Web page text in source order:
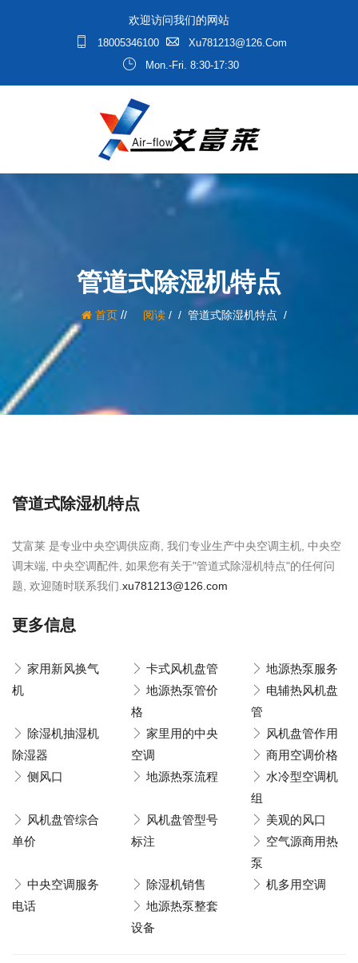
欢迎访问我们的网站
18005346100
Xu781213@126.com
Mon.-Fri. 8:30-17:30
管道式除湿机特点
首页/ 阅读/ 管道式除湿机特点
管道式除湿机特点
艾富莱 是专业中央空调供应商, 我们专业生产中央空调主机, 中央空
调末端, 中央空调配件, 如果您有关于"管道式除湿机特点"的任何问
题, 欢迎随时联系我们. xu781213@126.com
更多信息
家用新风换气
机
卡式风机盘管
地源热泵服务
地源热泵管价
格
电辅热风机盘
管
除湿机抽湿机
除湿器
家里用的中央
空调
风机盘管作用
商用空调价格
侧风口
地源热泵流程
水冷型空调机
组
风机盘管综合
单价
风机盘管型号
标注
美观的风口
空气源商用热
泵
中央空调服务
电话
除湿机销售
机多用空调
地源热泵整套
设备